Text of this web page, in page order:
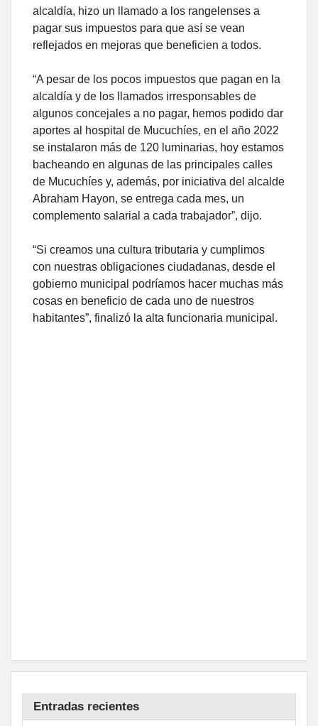
alcaldía, hizo un llamado a los rangelenses a
pagar sus impuestos para que así se vean
reflejados en mejoras que beneficien a todos.
“A pesar de los pocos impuestos que pagan en la
alcaldía y de los llamados irresponsables de
algunos concejales a no pagar, hemos podido dar
aportes al hospital de Mucuchíes, en el año 2022
se instalaron más de 120 luminarias, hoy estamos
bacheando en algunas de las principales calles
de Mucuchíes y, además, por iniciativa del alcalde
Abraham Hayon, se entrega cada mes, un
complemento salarial a cada trabajador”, dijo.
“Si creamos una cultura tributaria y cumplimos
con nuestras obligaciones ciudadanas, desde el
gobierno municipal podríamos hacer muchas más
cosas en beneficio de cada uno de nuestros
habitantes”, finalizó la alta funcionaria municipal.
Entradas recientes